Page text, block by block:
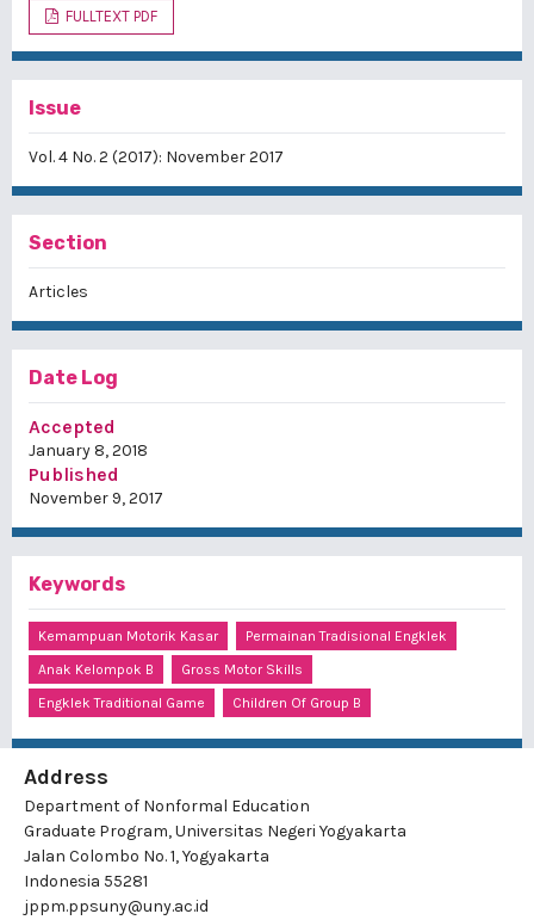
FULLTEXT PDF
Issue
Vol. 4 No. 2 (2017): November 2017
Section
Articles
Date Log
Accepted
January 8, 2018
Published
November 9, 2017
Keywords
Kemampuan Motorik Kasar
Permainan Tradisional Engklek
Anak Kelompok B
Gross Motor Skills
Engklek Traditional Game
Children Of Group B
Address
Department of Nonformal Education
Graduate Program, Universitas Negeri Yogyakarta
Jalan Colombo No. 1, Yogyakarta
Indonesia 55281
jppm.ppsuny@uny.ac.id